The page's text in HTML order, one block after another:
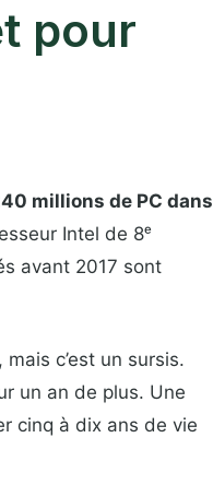
pour
millions de PC dans
Intel de 8ᵉ
avant 2017 sont
c’est un sursis.
un an de plus. Une
cinq à dix ans de vie